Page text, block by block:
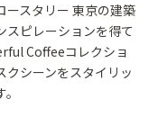
ースタリー 東京の建築
スピレーションを得て
Coffeeコレクショ
クシーンをスタイリッ